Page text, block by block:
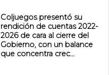
Coljuegos presentó su
rendición de cuentas 2022-
2026 de cara al cierre del
Gobierno, con un balance
que concentra crec...